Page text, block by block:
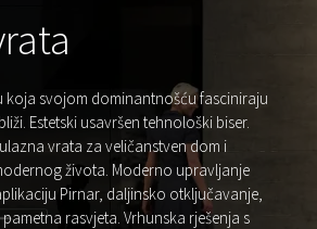
koja svojom dominantnošću fasciniraju
Estetski usavršen tehnološki biser.
vrata za veličanstven dom i
života. Moderno upravljanje
Pirnar, daljinsko otključavanje,
rasvjeta. Vrhunska rješenja s